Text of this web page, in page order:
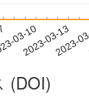
03-10
2023-03-13
2023-
(DOI)